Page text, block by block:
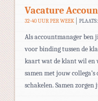
Vacature
32-40 UUR PER WEEK PLAATS:
Als accountmanager
voor binding tussen de
kaart wat de klant wil en
samen met jouw
schakelen. Samen